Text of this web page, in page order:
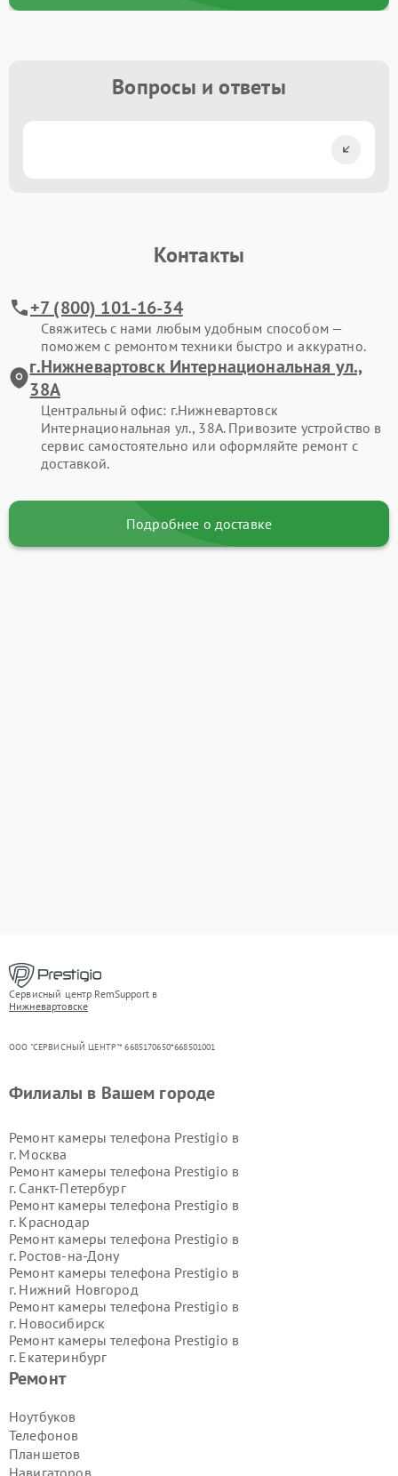
Вопросы и ответы
Контакты
+7 (800) 101-16-34
Свяжитесь с нами любым удобным способом —
поможем с ремонтом техники быстро и аккуратно.
г.Нижневартовск Интернациональная ул.,
38А
Центральный офис: г.Нижневартовск
Интернациональная ул., 38А. Привозите устройство в
сервис самостоятельно или оформляйте ремонт с
доставкой.
Подробнее о доставке
Сервисный центр RemSupport в
Нижневартовске
ООО "СЕРВИСНЫЙ ЦЕНТР"* 6685170650*668501001
Ремонт
Ноутбуков
Телефонов
Планшетов
Навигаторов
Филиалы в Вашем городе
Ремонт камеры телефона Prestigio в
г. Москва
Ремонт камеры телефона Prestigio в
г. Санкт-Петербург
Ремонт камеры телефона Prestigio в
г. Краснодар
Ремонт камеры телефона Prestigio в
г. Ростов-на-Дону
Ремонт камеры телефона Prestigio в
г. Нижний Новгород
Ремонт камеры телефона Prestigio в
г. Новосибирск
Ремонт камеры телефона Prestigio в
г. Екатеринбург
Ремонт камеры телефона Prestigio в
Ремонт камеры телефона Prestigio в
г.Воронеж
Ремонт камеры телефона Prestigio в
г.Волгоград